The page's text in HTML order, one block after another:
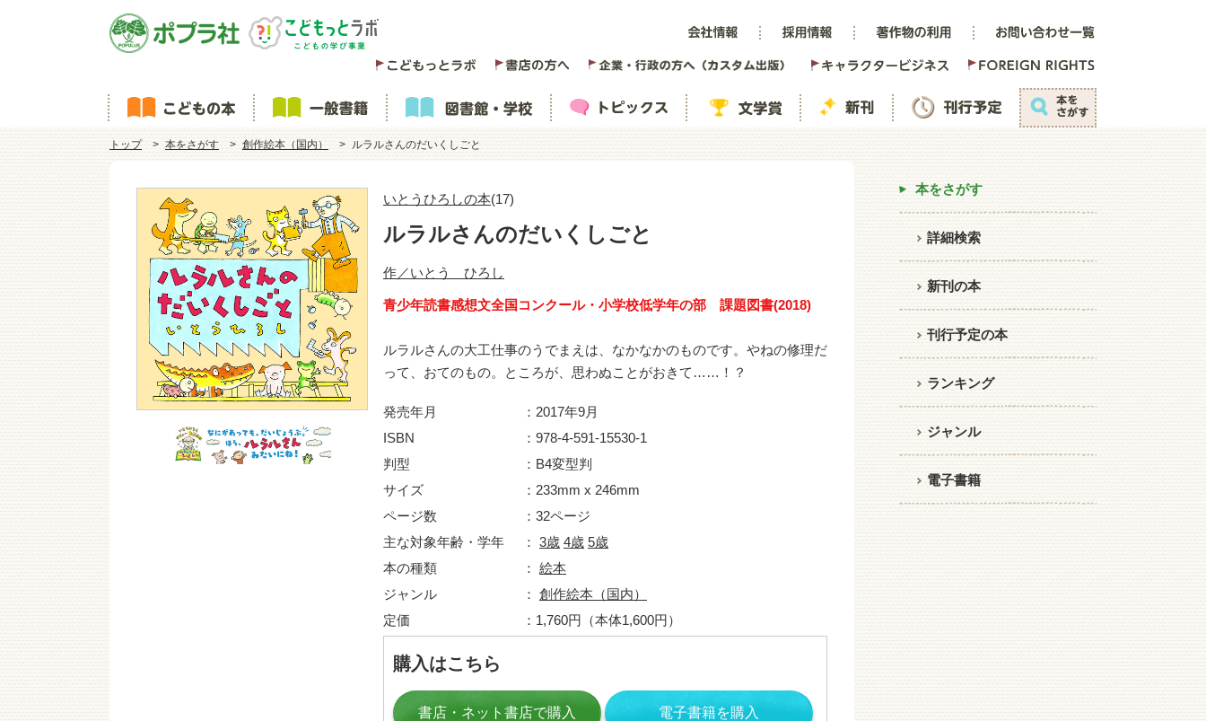
トップ 本をさがす 創作絵本（国内） ルラルさんのだいくしごと
いとうひろしの本(17)
ルラルさんのだいくしごと
作／いとう ひろし
青少年読書感想文全国コンクール・小学校低学年の部 課題図書(2018)
ルラルさんの大工仕事のうでまえは、なかなかのものです。やねの修理だ
って、おてのもの。ところが、思わぬことがおきて……！？
発売年月
2017年9月
ISBN
978-4-591-15530-1
判型
B4変型判
サイズ
233mm x 246mm
ページ数
32ページ
主な対象年齢・学年
3歳 4歳 5歳
本の種類
絵本
ジャンル
創作絵本（国内）
定価
1,760円（本体1,600円）
購入はこちら
書店・ネット書店で購入 電子書籍を購入
本をさがす
詳細検索
新刊の本
刊行予定の本
ランキング
ジャンル
電子書籍